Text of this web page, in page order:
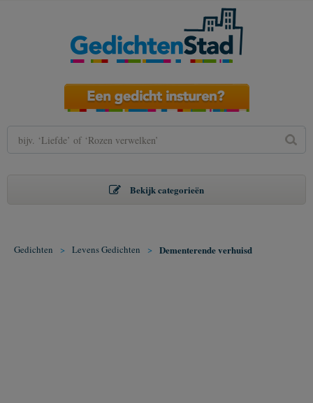
Bekijk categorieën
Gedichten > Levens Gedichten > Dementerende verhuisd